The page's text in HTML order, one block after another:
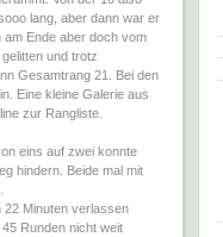
lang, aber dann war er
am Ende aber doch vom
und trotz
Gesamtrang 21. Bei den
Eine kleine Galerie aus
zur Rangliste.
eins auf zwei konnte
hindern. Beide mal mit
22 Minuten verlassen
Runden nicht weit